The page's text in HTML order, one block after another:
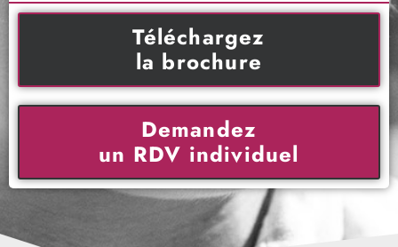
Téléchargez
la brochure
Demandez
un RDV individuel